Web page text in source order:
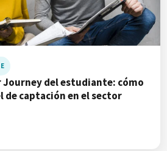
Journey del estudiante: cómo
captación en el sector